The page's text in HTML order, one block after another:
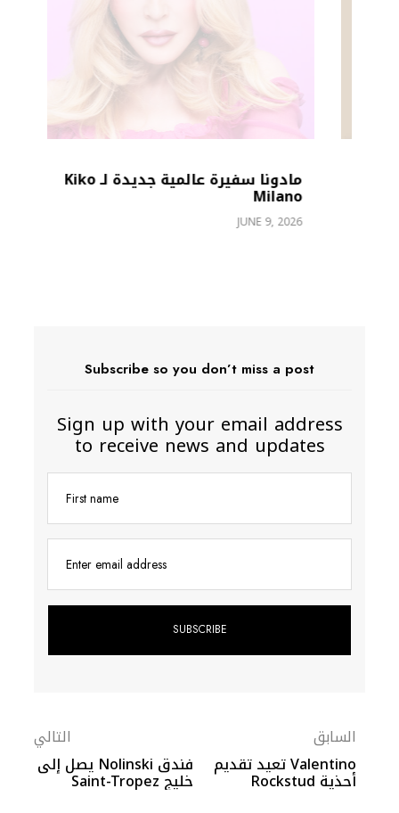
مادونا سفيرة عالمية جديدة لـ Kiko
Milano
JUNE 9, 2026
Subscribe so you don’t miss a post
Sign up with your email address
to receive news and updates
First name
Enter email address
السابق
Valentino تعيد تقديم
أحذية Rockstud
Pumps بروح عصرية
التالي
فندق Nolinski يصل إلى
خليج Saint-Tropez